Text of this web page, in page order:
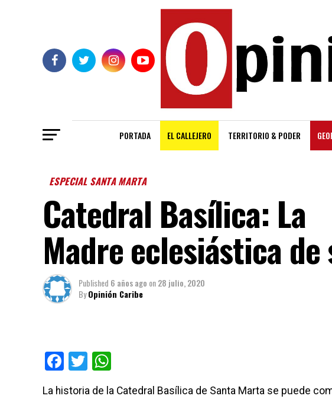
PORTADA EL CALLEJERO TERRITORIO & PODER
ESPECIAL SANTA MARTA
Catedral Basílica: La
Madre eclesiástica
Published 6 años ago on28 julio, 2020
ByOpinión Caribe
Facebook
Twitter
La historia de la Catedral Basílica de Santa Marta se puede